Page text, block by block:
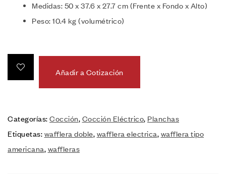
Medidas: 50 x 37.6 x 27.7 cm (Frente x Fondo x Alto)
Peso: 10.4 kg (volumétrico)
Añadir a Cotización
Categorías: Cocción, Cocción Eléctrico, Planchas
Etiquetas: wafflera doble, wafflera electrica, wafflera tipo
americana, waffleras